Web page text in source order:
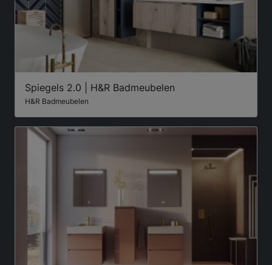
Spiegels 2.0 | H&R Badmeubelen
H&R Badmeubelen